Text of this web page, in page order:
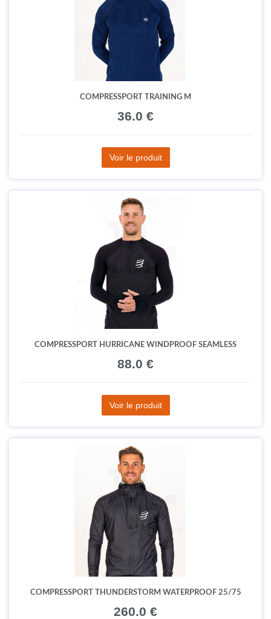
COMPRESSPORT TRAINING M
36.0 €
Voir le produit
COMPRESSPORT HURRICANE WINDPROOF SEAMLESS
88.0 €
Voir le produit
COMPRESSPORT THUNDERSTORM WATERPROOF 25/75
260.0 €